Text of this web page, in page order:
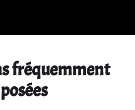
fréquemment
posées